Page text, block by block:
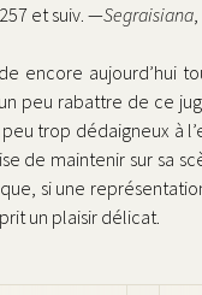
et suiv. —Segraisiana
encore aujourd’hui
peu rabattre de ce
trop dédaigneux à
de maintenir sur sa
si une
un plaisir délicat.